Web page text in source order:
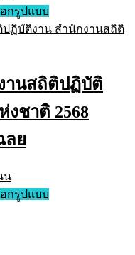
อกรูปแบบThis
product
has
options
be
chosen
านสถิติปฏิบัติ
ชาติ 2568
ลย
น
อกรูปแบบThis
product